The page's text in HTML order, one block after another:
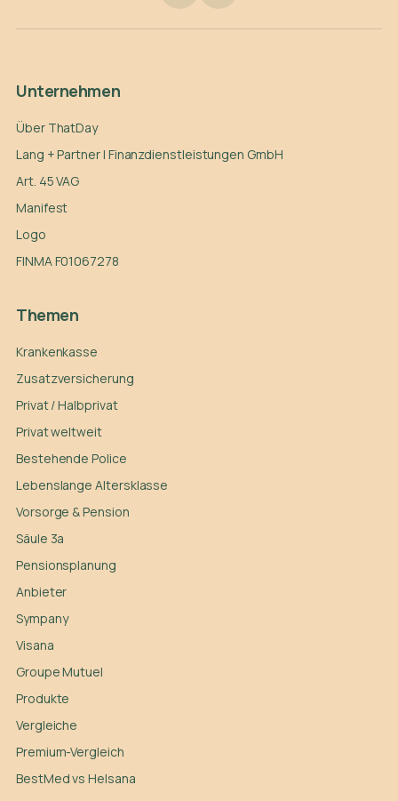
Unternehmen
Über ThatDay
Lang + Partner | Finanzdienstleistungen GmbH
Art. 45 VAG
Manifest
Logo
FINMA F01067278
Themen
Krankenkasse
Zusatzversicherung
Privat / Halbprivat
Privat weltweit
Bestehende Police
Lebenslange Altersklasse
Vorsorge & Pension
Säule 3a
Pensionsplanung
Anbieter
Sympany
Visana
Groupe Mutuel
Produkte
Vergleiche
Premium-Vergleich
BestMed vs Helsana